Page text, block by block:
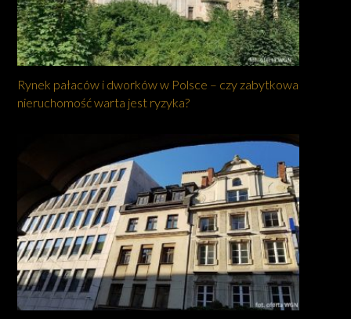
Rynek pałaców i dworków w Polsce – czy zabytkowa
nieruchomość warta jest ryzyka?